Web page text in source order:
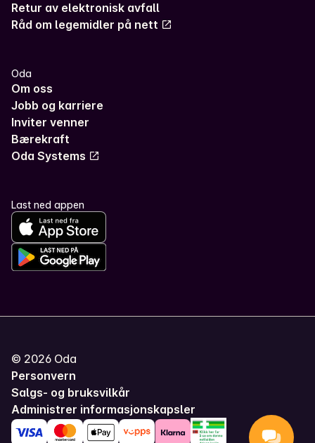
Retur av elektronisk avfall
Råd om legemidler på nett
Oda
Om oss
Jobb og karriere
Inviter venner
Bærekraft
Oda Systems
Last ned appen
© 2026 Oda
Personvern
Salgs- og bruksvilkår
Administrer informasjonskapsler